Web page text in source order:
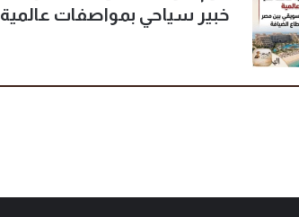
خبير سياحي بمواصفات عالمية